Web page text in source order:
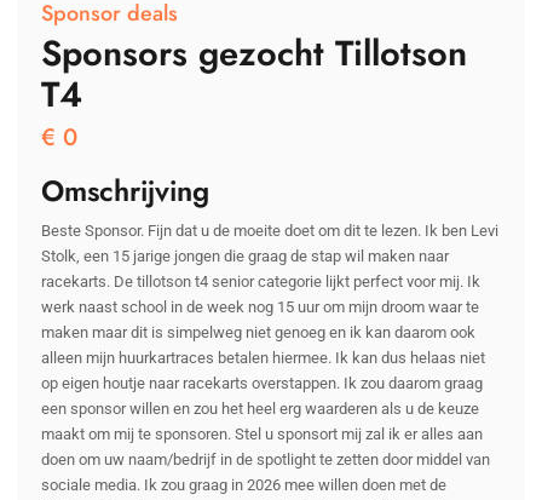
Sponsor deals
Sponsors gezocht Tillotson
T4
€ 0
Omschrijving
Beste Sponsor. Fijn dat u de moeite doet om dit te lezen. Ik ben Levi
Stolk, een 15 jarige jongen die graag de stap wil maken naar
racekarts. De tillotson t4 senior categorie lijkt perfect voor mij. Ik
werk naast school in de week nog 15 uur om mijn droom waar te
maken maar dit is simpelweg niet genoeg en ik kan daarom ook
alleen mijn huurkartraces betalen hiermee. Ik kan dus helaas niet
op eigen houtje naar racekarts overstappen. Ik zou daarom graag
een sponsor willen en zou het heel erg waarderen als u de keuze
maakt om mij te sponsoren. Stel u sponsort mij zal ik er alles aan
doen om uw naam/bedrijf in de spotlight te zetten door middel van
sociale media. Ik zou graag in 2026 mee willen doen met de